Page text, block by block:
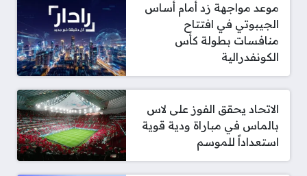
موعد مواجهة زد أمام أساس
الجيبوتي في افتتاح
منافسات بطولة كأس
الكونفدرالية
الاتحاد يحقق الفوز على لاس
بالماس في مباراة ودية قوية
استعداداً للموسم